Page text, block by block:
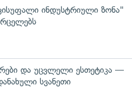
ინდუსტრიული ზონა"
და უცვლელი ესთეტიკა —
სვანეთი